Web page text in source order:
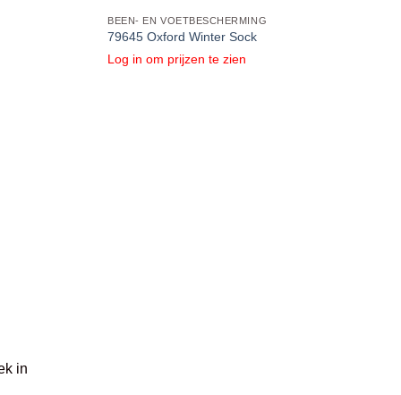
BEEN- EN VOETBESCHERMING
79645 Oxford Winter Sock
Log in om prijzen te zien
in